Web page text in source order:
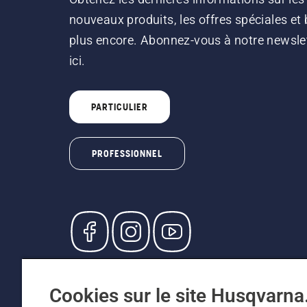
nouveaux produits, les offres spéciales et
plus encore. Abonnez-vous à notre
ici.
PARTICULIER
PROFESSIONNEL
© Husqvarna AB (publ). Tous droits
participants, prix en CHF, TVA 8,1 % et TAR
recommandés (TVA incluse), sauf si le produit
Cookies sur le site